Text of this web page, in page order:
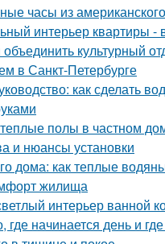
часы из
интерьер квартиры -
культурный
в Санкт-Петербурге
как сделать
полы в частном
и нюансы установки
дома: как теплые
жилища
интерьер ванной
где начинается день и